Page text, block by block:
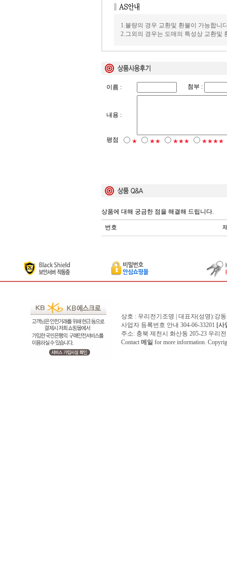
1.불량의 경우 교환및 환불이 가능합니
2.그외의 경우는 도매의 특성상 교환및
이름 : 첨부 :
내용 :
평점 ★ ★★ ★★★ ★★★★
상품에 대해 궁금한 점을 해결해 드립니다.
번호
상호 : 우리전기조명 | 대표자(성명):강
사업자 등록번호 안내 304-06-33201 [사
주소: 충북 제천시 화산동 205-23 우리
Contact 메일 for more information.